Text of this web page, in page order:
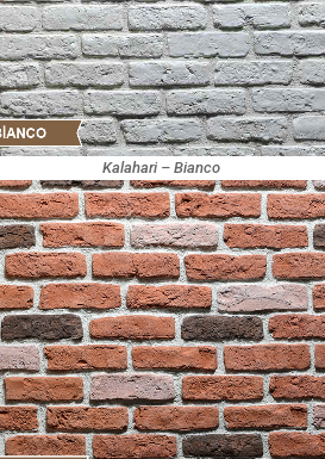
Kalahari – Bianco